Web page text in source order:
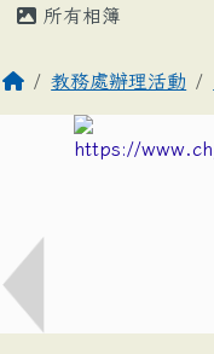
所有相簿
教務處辦理活動